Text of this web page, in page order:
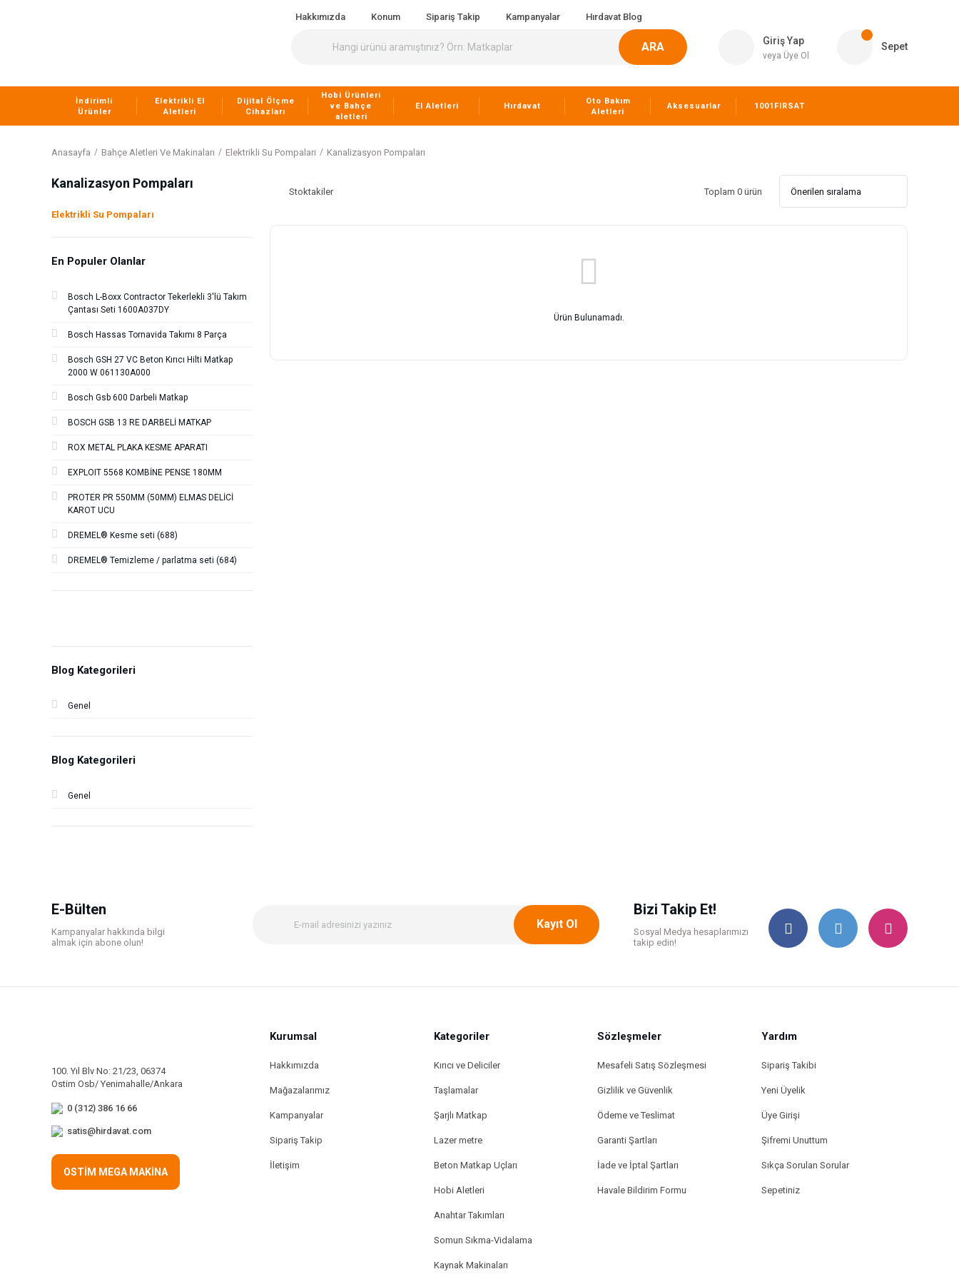
Hakkımızda Konum Sipariş Takip Kampanyalar Hırdavat Blog
ARA Giriş Yap
veya Üye Ol
Sepet
İndirimli
Ürünler
Elektrikli El
Aletleri
Dijital Ölçme
Cihazları
Hobi Ürünleri
ve Bahçe
aletleri
El Aletleri Hırdavat
Oto Bakım
Aletleri
Aksesuarlar 1001FIRSAT
Anasayfa Bahçe Aletleri Ve Makinaları Elektrikli Su Pompaları Kanalizasyon Pompaları
Kanalizasyon Pompaları
Elektrikli Su Pompaları
En Populer Olanlar
Bosch L-Boxx Contractor Tekerlekli 3'lü Takım
Çantası Seti 1600A037DY
Bosch Hassas Tornavida Takımı 8 Parça
Bosch GSH 27 VC Beton Kırıcı Hilti Matkap
2000 W 061130A000
Bosch Gsb 600 Darbeli Matkap
BOSCH GSB 13 RE DARBELİ MATKAP
ROX METAL PLAKA KESME APARATI
EXPLOIT 5568 KOMBİNE PENSE 180MM
PROTER PR 550MM (50MM) ELMAS DELİCİ
KAROT UCU
DREMEL® Kesme seti (688)
DREMEL® Temizleme / parlatma seti (684)
Blog Kategorileri
Genel
Blog Kategorileri
Genel
Stoktakiler Toplam 0 ürün
Ürün Bulunamadı.
E-Bülten
Kampanyalar hakkında bilgi
almak için abone olun!
Kayıt Ol
Bizi Takip Et!
Sosyal Medya hesaplarımızı
takip edin!
100. Yıl Blv No: 21/23, 06374
Ostim Osb/ Yenimahalle/Ankara
0 (312) 386 16 66
satis@hirdavat.com
OSTİM MEGA MAKİNA
Kurumsal
Hakkımızda
Mağazalarımız
Kampanyalar
Sipariş Takip
İletişim
Kategoriler
Kırıcı ve Deliciler
Taşlamalar
Şarjlı Matkap
Lazer metre
Beton Matkap Uçları
Hobi Aletleri
Anahtar Takımları
Somun Sıkma-Vidalama
Kaynak Makinaları
Sözleşmeler
Mesafeli Satış Sözleşmesi
Gizlilik ve Güvenlik
Ödeme ve Teslimat
Garanti Şartları
İade ve İptal Şartları
Havale Bildirim Formu
Yardım
Sipariş Takibi
Yeni Üyelik
Üye Girişi
Şifremi Unuttum
Sıkça Sorulan Sorular
Sepetiniz